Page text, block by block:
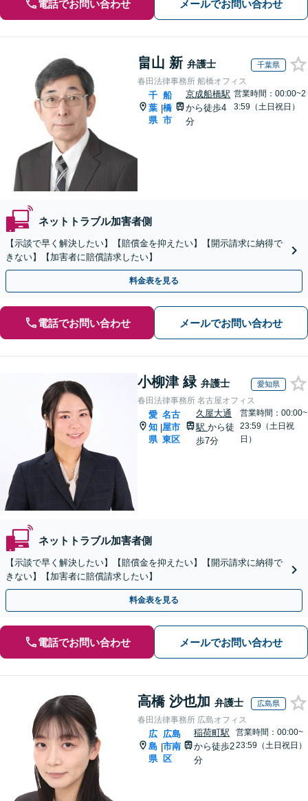
電話でお問い合わせ メールでお問い合わせ
畠山 新 弁護士 千葉県
春田法律事務所 船橋オフィス
千
葉
県
|
船
橋
市
京成船橋駅
から徒歩4
分
営業時間：00:00~2
3:59（土日祝日）
ネットトラブル加害者側
【示談で早く解決したい】【賠償金を抑えたい】【開示請求に納得で
きない】【加害者に賠償請求したい】
料金表を見る
電話でお問い合わせ メールでお問い合わせ
小柳津 緑 弁護士 愛知県
春田法律事務所 名古屋オフィス
愛
知
県
|
名古
屋市
東区
久屋大通
駅から徒
歩7分
営業時間：00:00~
23:59（土日祝
日）
ネットトラブル加害者側
【示談で早く解決したい】【賠償金を抑えたい】【開示請求に納得で
きない】【加害者に賠償請求したい】
料金表を見る
電話でお問い合わせ メールでお問い合わせ
高橋 沙也加 弁護士 広島県
春田法律事務所 広島オフィス
広
島
県
|
広島
市南
区
稲荷町駅
から徒歩2
分
営業時間：00:00~
23:59（土日祝日）